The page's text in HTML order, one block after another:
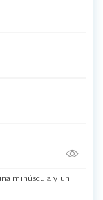
minúscula y un